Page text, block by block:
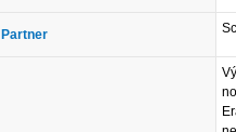
Partner